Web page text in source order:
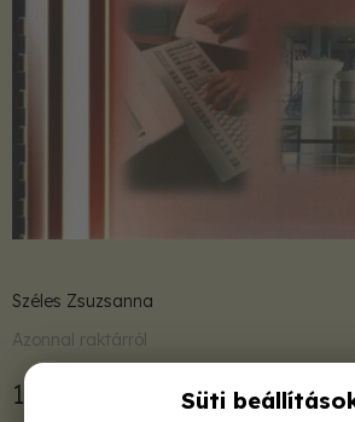
Széles Zsuzsanna
Azonnal raktárról
1 650 Ft Süti